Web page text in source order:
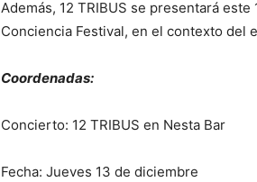
Además, 12 TRIBUS se presentará
Conciencia Festival, en el contexto del
Coordenadas:
Concierto: 12 TRIBUS en Nesta Bar
Fecha: Jueves 13 de diciembre